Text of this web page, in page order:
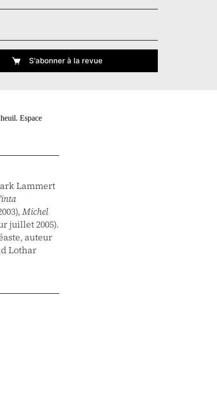
S'abonner à la revue
Espace
Lammert
Michel
juillet 2005).
auteur
Lothar